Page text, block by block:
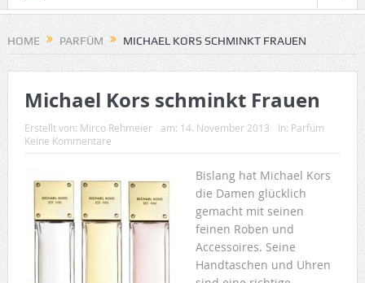
HOME PARFÜM MICHAEL KORS SCHMINKT FRAUEN
Michael Kors schminkt Frauen
Erstellt von: Mirco Rehmeier am: 14. November 2013 In: Parfüm
Keine Kommentare
Bislang hat Michael Kors
die Damen glücklich
gemacht mit seinen
feinen Roben und
Accessoires. Seine
Handtaschen und Uhren